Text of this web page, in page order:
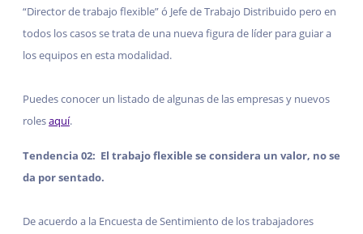
“Director de trabajo flexible” ó Jefe de Trabajo Distribuido pero en
todos los casos se trata de una nueva figura de líder para guiar a
los equipos en esta modalidad.
Puedes conocer un listado de algunas de las empresas y nuevos
rolesaquí.
Tendencia 02: El trabajo flexible se considera un valor, no se
da por sentado.
De acuerdo a la Encuesta de Sentimiento de los trabajadores